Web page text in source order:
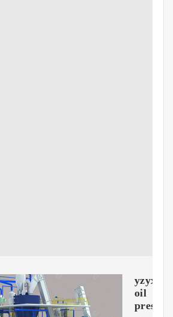
oil
press